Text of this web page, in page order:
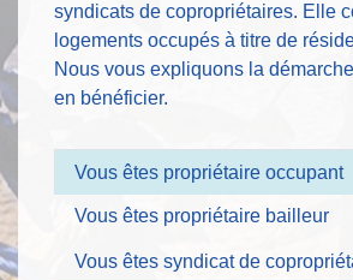
syndicats de copropriétaires. Elle
logements occupés à titre de
Nous vous expliquons la
en bénéficier.
Vous êtes propriétaire occupant
Vous êtes propriétaire bailleur
Vous êtes syndicat de